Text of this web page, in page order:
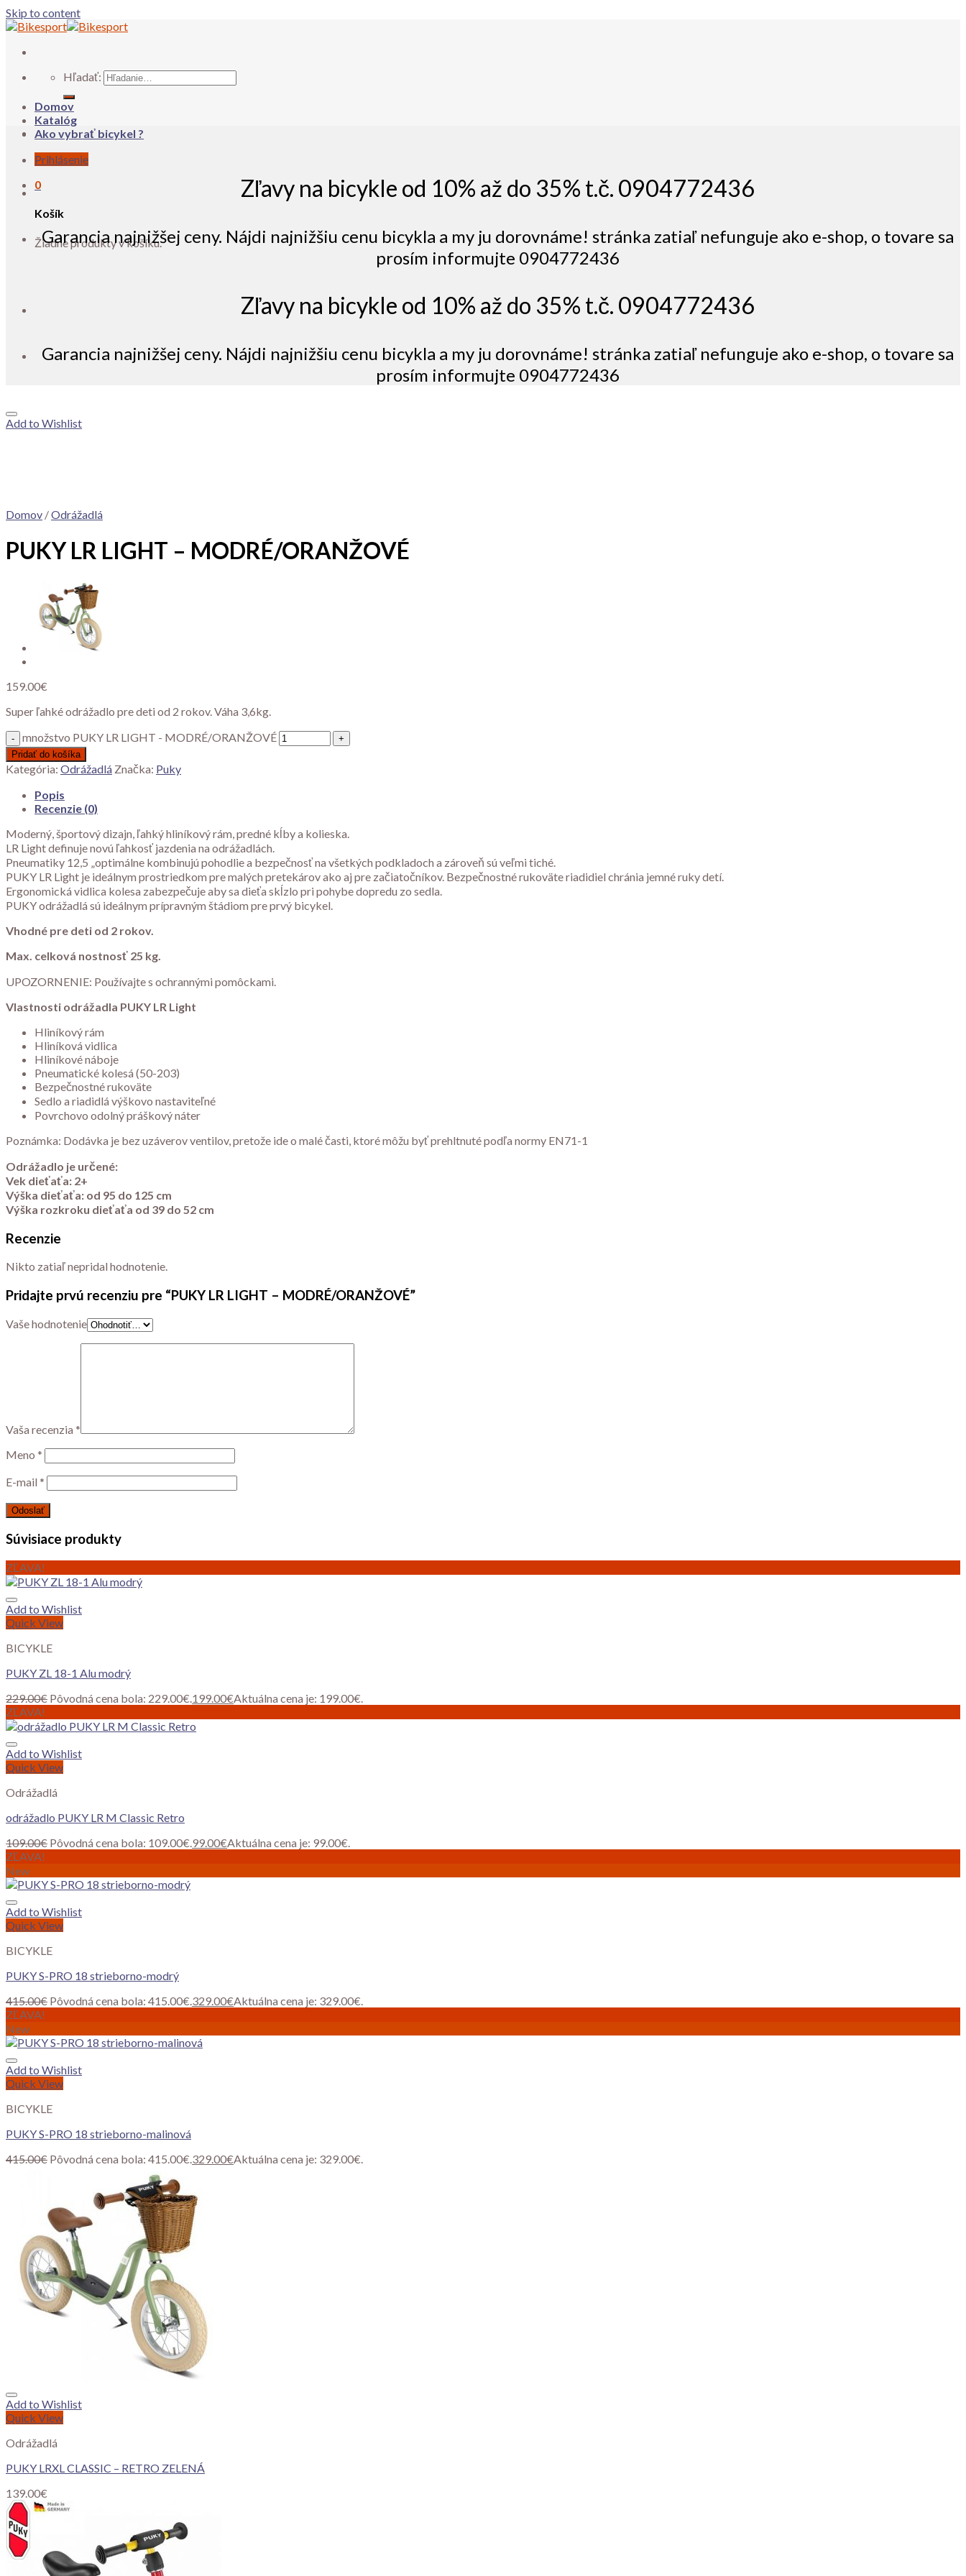
Skip to content
Hľadať:
Domov
Katalóg
Ako vybrať bicykel ?
Prihlásenie
0
Košík
Žiadne produkty v košíku.
Zľavy na bicykle od 10% až do 35% t.č. 0904772436
Garancia najnižšej ceny. Nájdi najnižšiu cenu bicykla a my ju dorovnáme! stránka zatiaľ nefunguje ako e-shop, o tovare sa
prosím informujte 0904772436
Zľavy na bicykle od 10% až do 35% t.č. 0904772436
Garancia najnižšej ceny. Nájdi najnižšiu cenu bicykla a my ju dorovnáme! stránka zatiaľ nefunguje ako e-shop, o tovare sa
prosím informujte 0904772436
Add to Wishlist
Domov /Odrážadlá
PUKY LR LIGHT – MODRÉ/ORANŽOVÉ
159.00€
Super ľahké odrážadlo pre deti od 2 rokov. Váha 3,6kg.
množstvo PUKY LR LIGHT - MODRÉ/ORANŽOVÉ
Pridať do košíka
Kategória: Odrážadlá Značka: Puky
Popis
Recenzie (0)
Moderný, športový dizajn, ľahký hliníkový rám, predné kĺby a kolieska.
LR Light definuje novú ľahkosť jazdenia na odrážadlách.
Pneumatiky 12,5 „optimálne kombinujú pohodlie a bezpečnosť na všetkých podkladoch a zároveň sú veľmi tiché.
PUKY LR Light je ideálnym prostriedkom pre malých pretekárov ako aj pre začiatočníkov. Bezpečnostné rukoväte riadidiel chránia jemné ruky detí.
Ergonomická vidlica kolesa zabezpečuje aby sa dieťa skĺzlo pri pohybe dopredu zo sedla.
PUKY odrážadlá sú ideálnym prípravným štádiom pre prvý bicykel.
Vhodné pre deti od 2 rokov.
Max. celková nostnosť 25 kg.
UPOZORNENIE: Používajte s ochrannými pomôckami.
Vlastnosti odrážadla PUKY LR Light
Hliníkový rám
Hliníková vidlica
Hliníkové náboje
Pneumatické kolesá (50-203)
Bezpečnostné rukoväte
Sedlo a riadidlá výškovo nastaviteľné
Povrchovo odolný práškový náter
Poznámka: Dodávka je bez uzáverov ventilov, pretože ide o malé časti, ktoré môžu byť prehltnuté podľa normy EN71-1
Odrážadlo je určené:
Vek dieťaťa: 2+
Výška dieťaťa: od 95 do 125 cm
Výška rozkroku dieťaťa od 39 do 52 cm
Recenzie
Nikto zatiaľ nepridal hodnotenie.
Pridajte prvú recenziu pre “PUKY LR LIGHT – MODRÉ/ORANŽOVÉ”
Vaše hodnotenie
Vaša recenzia *
Meno *
E-mail *
Súvisiace produkty
ZĽAVA!
Add to Wishlist
Quick View
BICYKLE
PUKY ZL 18-1 Alu modrý
229.00€ Pôvodná cena bola: 229.00€.199.00€Aktuálna cena je: 199.00€.
ZĽAVA!
Add to Wishlist
Quick View
Odrážadlá
odrážadlo PUKY LR M Classic Retro
109.00€ Pôvodná cena bola: 109.00€.99.00€Aktuálna cena je: 99.00€.
ZĽAVA!
New
Add to Wishlist
Quick View
BICYKLE
PUKY S-PRO 18 strieborno-modrý
415.00€ Pôvodná cena bola: 415.00€.329.00€Aktuálna cena je: 329.00€.
ZĽAVA!
New
Add to Wishlist
Quick View
BICYKLE
PUKY S-PRO 18 strieborno-malinová
415.00€ Pôvodná cena bola: 415.00€.329.00€Aktuálna cena je: 329.00€.
Add to Wishlist
Quick View
Odrážadlá
PUKY LRXL CLASSIC – RETRO ZELENÁ
139.00€